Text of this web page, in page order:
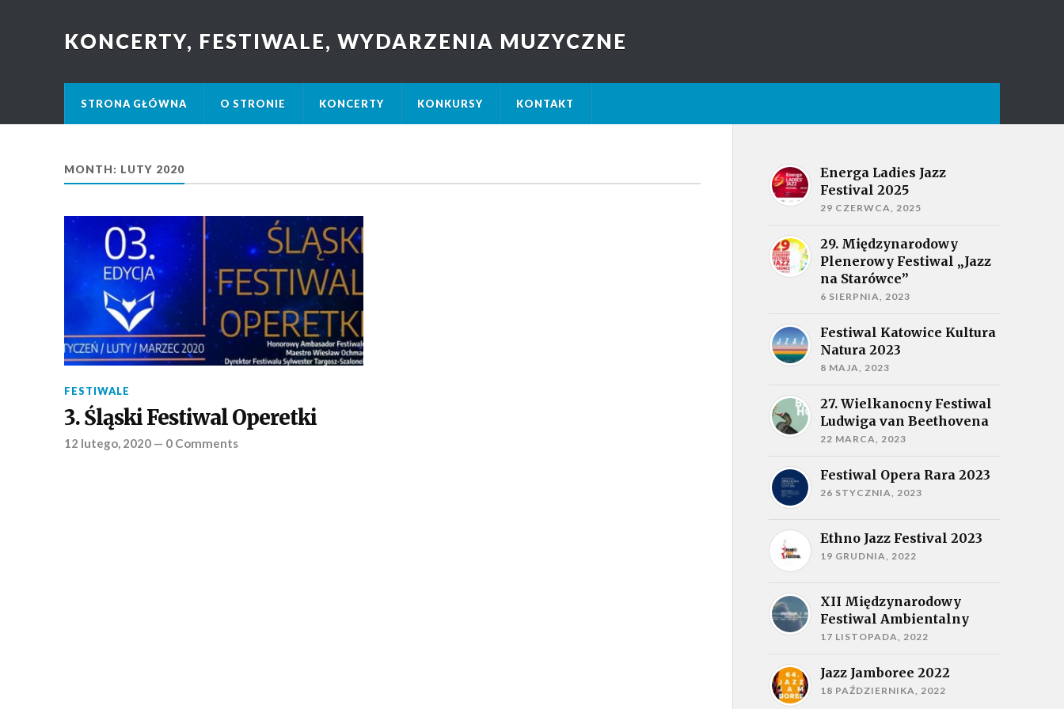
KONCERTY, FESTIWALE, WYDARZENIA MUZYCZNE
STRONA GŁÓWNA O STRONIE KONCERTY KONKURSY KONTAKT
MONTH: LUTY 2020
FESTIWALE
3. Śląski Festiwal Operetki
12 lutego, 2020— 0 Comments
Energa Ladies Jazz
Festival 2025
29 CZERWCA, 2025
29. Międzynarodowy
Plenerowy Festiwal „Jazz
na Starówce”
6 SIERPNIA, 2023
Festiwal Katowice Kultura
Natura 2023
8 MAJA, 2023
27. Wielkanocny Festiwal
Ludwiga van Beethovena
22 MARCA, 2023
Festiwal Opera Rara 2023
26 STYCZNIA, 2023
Ethno Jazz Festival 2023
19 GRUDNIA, 2022
XII Międzynarodowy
Festiwal Ambientalny
17 LISTOPADA, 2022
Jazz Jamboree 2022
18 PAŹDZIERNIKA, 2022